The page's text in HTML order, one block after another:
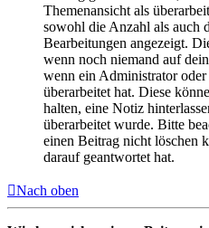
Themenansicht als
sowohl die Anzahl als auch
Bearbeitungen angezeigt.
wenn noch niemand auf
wenn ein Administrator
überarbeitet hat. Diese
halten, eine Notiz
überarbeitet wurde. Bitte
einen Beitrag nicht löschen
darauf geantwortet hat.
Nach oben